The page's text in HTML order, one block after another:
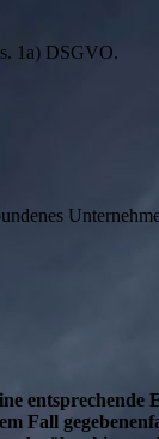
1a) DSGVO.
Fall